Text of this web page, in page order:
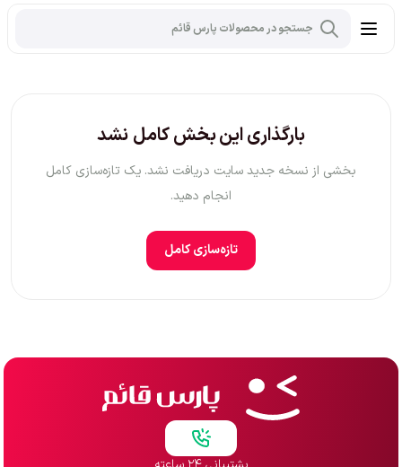
بارگذاری این بخش کامل نشد
بخشی از نسخه جدید سایت دریافت نشد. یک تازه‌سازی کامل
انجام دهید.
تازه‌سازی کامل